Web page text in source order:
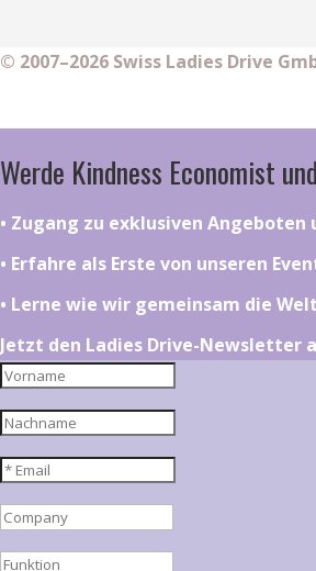
© 2007–2026 Swiss Ladies Drive
Werde Kindness Economist
•⁠ ⁠⁠Zugang zu exklusiven
•⁠ ⁠⁠Erfahre als Erste von unseren
•⁠ ⁠⁠Lerne wie wir gemeinsam die
Jetzt den Ladies Drive-Newsletter